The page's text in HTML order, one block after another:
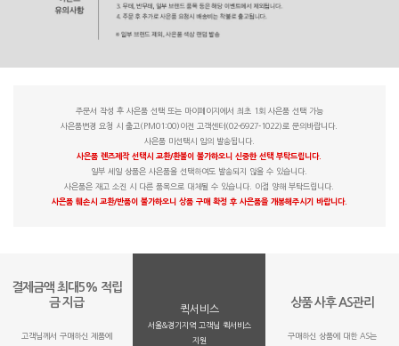
주문서 작성 후 사은품 선택 또는 마이페이지에서 최초 1회 사은품 선택 가능
사은품변경 요청 시 출고(PM01:00)이전 고객센터(02-6927-1022)로 문의바랍니다.
사은품 미선택시 임의 발송됩니다.
사은품 렌즈제작 선택시 교환/환불이 불가하오니 신중한 선택 부탁드립니다.
일부 세일 상품은 사은품을 선택하여도 발송되지 않을 수 있습니다.
사은품은 재고 소진 시 다른 품목으로 대체될 수 있습니다. 이점 양해 부탁드립니다.
사은품 훼손시 교환/반품이 불가하오니 상품 구매 확정 후 사은품을 개봉해주시기 바랍니다.
결제금액 최대5% 적립
금 지급
고객님께서 구매하신 제품에
퀵서비스
서울&경기지역 고객님 퀵서비스
지원
상품 사후 AS관리
구매하신 상품에 대한 AS는